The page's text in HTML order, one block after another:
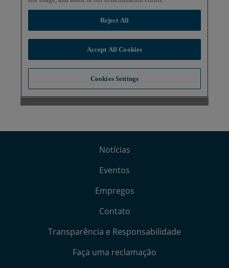
Notícias
Eventos
Empregos
Contato
Transparência e Responsabilidade
Faça uma reclamação